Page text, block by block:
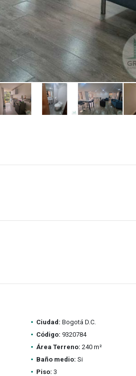
Ciudad: Bogotá D.C.
Código: 9320784
Área Terreno: 240 m²
Baño medio: Si
Piso: 3